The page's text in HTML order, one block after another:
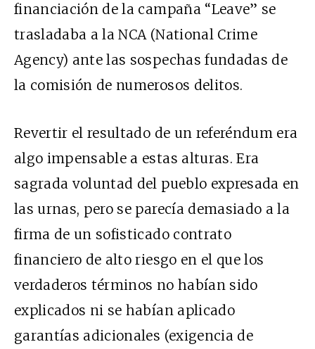
financiación de la campaña “Leave” se
trasladaba a la NCA (National Crime
Agency) ante las sospechas fundadas de
la comisión de numerosos delitos.
Revertir el resultado de un referéndum era
algo impensable a estas alturas. Era
sagrada voluntad del pueblo expresada en
las urnas, pero se parecía demasiado a la
firma de un sofisticado contrato
financiero de alto riesgo en el que los
verdaderos términos no habían sido
explicados ni se habían aplicado
garantías adicionales (exigencia de